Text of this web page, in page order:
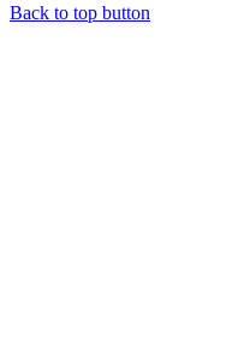
Back to top button